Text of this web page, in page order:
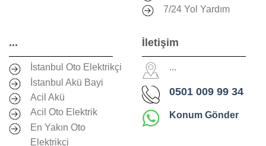
7/24 Yol Yardım
...
İstanbul Oto Elektrikçi
İstanbul Akü Bayi
Acil Akü
Acil Oto Elektrik
En Yakın Oto
Elektrikçi
İletişim
...
0501 009 99 34
Konum Gönder